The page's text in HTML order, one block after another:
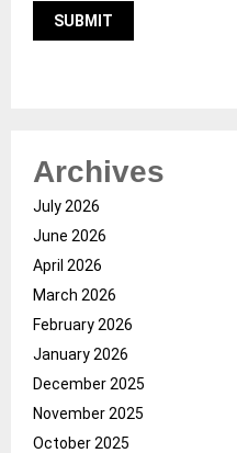
Archives
July 2026
June 2026
April 2026
March 2026
February 2026
January 2026
December 2025
November 2025
October 2025